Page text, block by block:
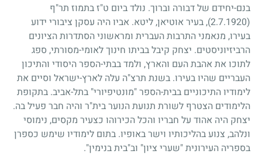
בנם-יחידם של דבורה וברוך. נולד ביום ט"ז בתמוז תר"ף
(2.7.1920)
, בעיר אוטיאן, ליטא. אביו היה עסקן ציבורי ידוע
בעירו, מנאמני התרבות העברית ומראשוני הסתדרות הציונים
הרביזיוניסטים. יצחק קיבל בביתו חינוך לאומי-מסורתי, ספג
לתוכו את אהבת העם והארץ, ולמד בבתי-הספר היסודי והתיכון
העבריים שהיו בעירו. בשנת תרצ"ה עלה לארץ-ישראל וסיים את
לימודיו התיכוניים בבית-הספר "מונטיפיורי" בתל-אביב. בתקופת
הלימודים הצטרף לשורת תנועת הנוער בית"ר והיה חבר פעיל בה.
יצחק היה אהוד על חבריו והכל הכירוהו כצעיר מקסים, נימוסי
ונלהב, צנוע בהליכותיו וישר באופיו. בתום לימודיו שימש כספרן
בספריה העירונית "שערי ציון" וב"בית בנימין".